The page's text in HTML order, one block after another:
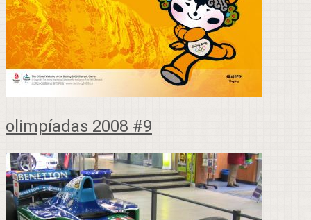
olimpíadas 2008 #9